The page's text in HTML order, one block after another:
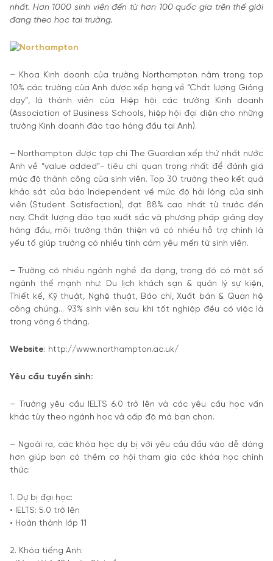
nhất. Hơn 1000 sinh viên đến từ hơn 100 quốc gia trên thế giới
đang theo học tại trường.
– Khoa Kinh doanh của trường Northampton nằm trong top
10% các trường của Anh được xếp hạng về “Chất lượng Giảng
dạy”, là thành viên của Hiệp hội các trường Kinh doanh
(Association of Business Schools, hiệp hội đại diện cho những
trường Kinh doanh đào tạo hàng đầu tại Anh).
– Northampton được tạp chí The Guardian xếp thứ nhất nước
Anh về “value added”- tiêu chí quan trọng nhất để đánh giá
mức độ thành công của sinh viên. Top 30 trường theo kết quả
khảo sát của báo Independent về mức độ hài lòng của sinh
viên (Student Satisfaction), đạt 88% cao nhất từ trước đến
nay. Chất lượng đào tạo xuất sắc và phương pháp giảng dạy
hàng đầu, môi trường thân thiện và có nhiều hỗ trợ chính là
yếu tố giúp trường có nhiều tình cảm yêu mến từ sinh viên.
– Trường có nhiều ngành nghề đa dạng, trong đó có một số
ngành thế mạnh như: Du lịch khách sạn & quản lý sự kiện,
Thiết kế, Kỹ thuật, Nghệ thuật, Báo chí, Xuất bản & Quan hệ
công chúng… 93% sinh viên sau khi tốt nghiệp đều có việc là
trong vòng 6 tháng.
Website: http://www.northampton.ac.uk/
Yêu cầu tuyển sinh:
– Trường yêu cầu IELTS 6.0 trở lên và các yêu cầu học vấn
khác tùy theo ngành học và cấp độ mà bạn chọn.
– Ngoài ra, các khóa học dự bị với yêu cầu đầu vào dễ dàng
hơn giúp bạn có thêm cơ hội tham gia các khóa học chính
thức:
1. Dự bị đại học:
• IELTS: 5.0 trở lên
• Hoàn thành lớp 11
2. Khóa tiếng Anh: